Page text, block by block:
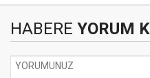
HABERE YORUM